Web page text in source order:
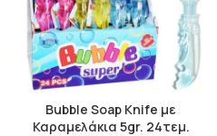
Bubble Soap Knife με
Καραμελάκια 5gr. 24τεμ.